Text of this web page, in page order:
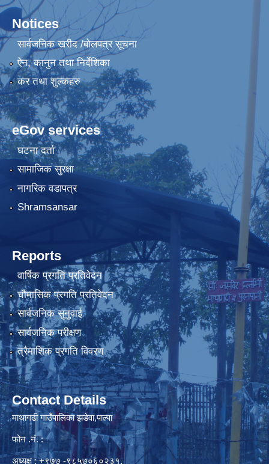
Notices
सार्वजनिक खरीद /बोलपत्र सूचना
ऐन, कानुन तथा निर्देशिका
कर तथा शुल्कहरु
eGov services
घटना दर्ता
सामाजिक सुरक्षा
नागरिक वडापत्र
Shramsansar
Reports
वार्षिक प्रगति प्रतिवेदन
चौमासिक प्रगति प्रतिवेदन
सार्वजनिक सुनुवाई
सार्वजनिक परीक्षण
त्रैमाशिक प्रगति विवरण
Contact Details
माथागढी गाउँपालिका झडेवा,पाल्पा
फोन .नं. :
अध्यक्ष : +९७७ -९८५७०६०२३१,